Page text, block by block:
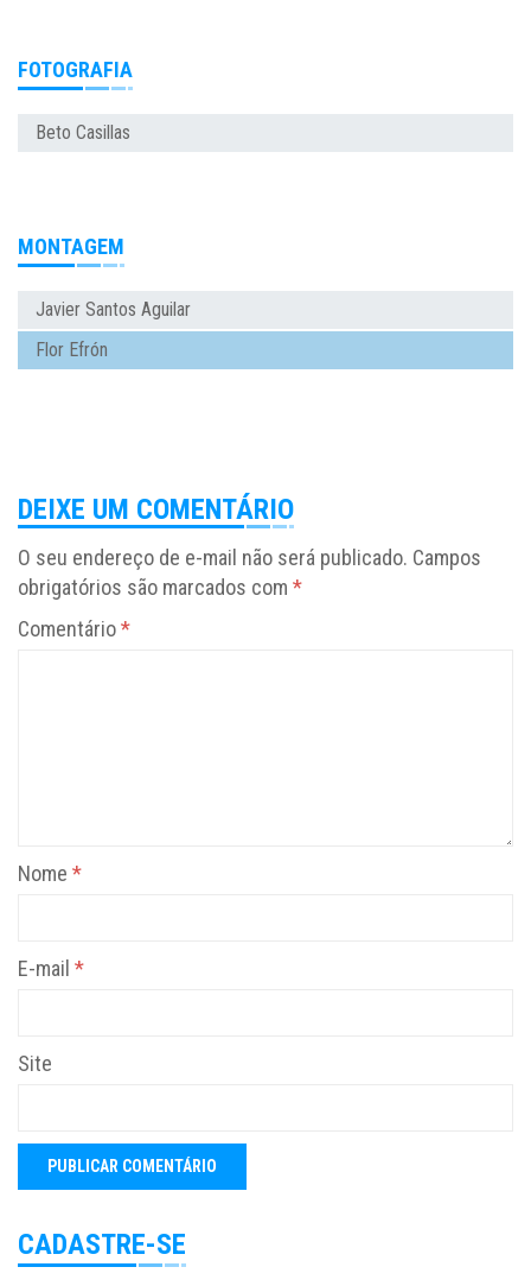
FOTOGRAFIA
Beto Casillas
MONTAGEM
Javier Santos Aguilar
Flor Efrón
DEIXE UM COMENTÁRIO
O seu endereço de e-mail não será publicado. Campos
obrigatórios são marcados com *
Comentário*
Nome *
E-mail *
Site
CADASTRE-SE